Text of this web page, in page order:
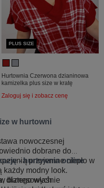
PLUS SIZE
Hurtownia Czerwona dzianinowa
kamizelka plus size w kratę
Zaloguj się i zobacz cenę
w hurtowni
nowoczesnej
dobrane do
przyjemne ciepło w
każdy modny look.
biznesowych
- hurtownia online
dlatego właśnie